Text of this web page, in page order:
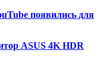
появились для
ASUS 4K HDR